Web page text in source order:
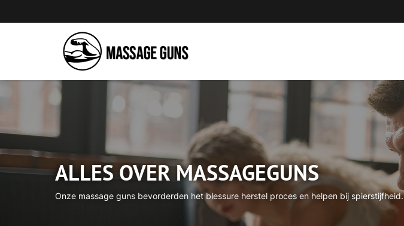
ALLES OVER MASSAGEGUNS
Onze massage guns bevorderden het blessure herstel proces en helpen bij spierstijfheid.